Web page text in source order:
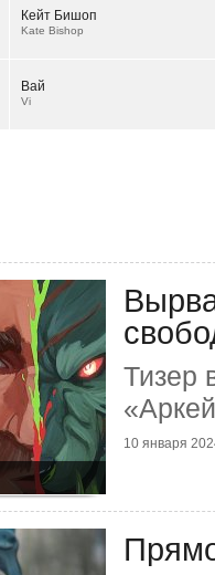
Кейт Бишоп
Kate Bishop
Вай
Vi
Тизер
10 января